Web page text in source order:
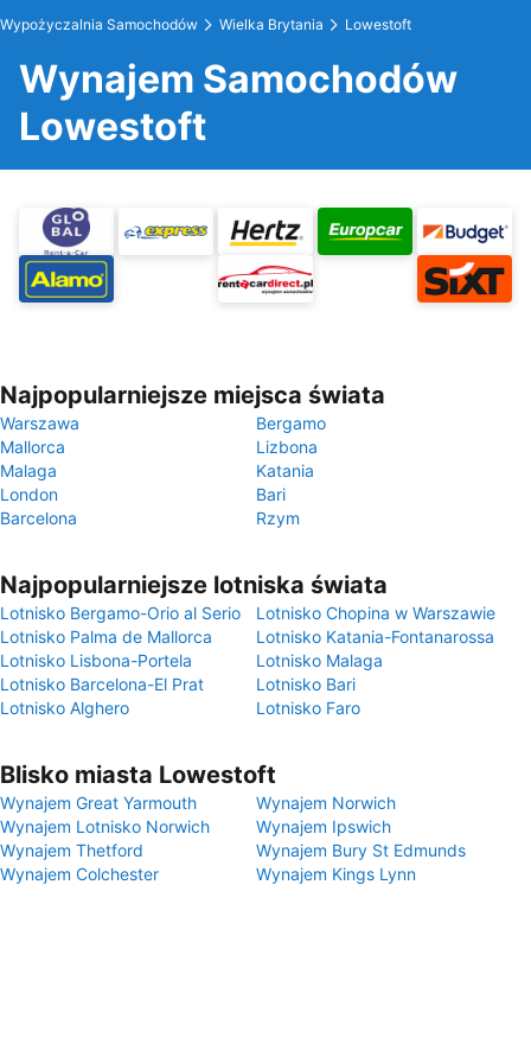
Wypożyczalnia Samochodów Wielka Brytania Lowestoft
Wynajem Samochodów
Lowestoft
Najpopularniejsze miejsca świata
Warszawa
Bergamo
Mallorca
Lizbona
Malaga
Katania
London
Bari
Barcelona
Rzym
Najpopularniejsze lotniska świata
Lotnisko Bergamo-Orio al Serio
Lotnisko Chopina w Warszawie
Lotnisko Palma de Mallorca
Lotnisko Katania-Fontanarossa
Lotnisko Lisbona-Portela
Lotnisko Malaga
Lotnisko Barcelona-El Prat
Lotnisko Bari
Lotnisko Alghero
Lotnisko Faro
Blisko miasta Lowestoft
Wynajem Great Yarmouth
Wynajem Norwich
Wynajem Lotnisko Norwich
Wynajem Ipswich
Wynajem Thetford
Wynajem Bury St Edmunds
Wynajem Colchester
Wynajem Kings Lynn